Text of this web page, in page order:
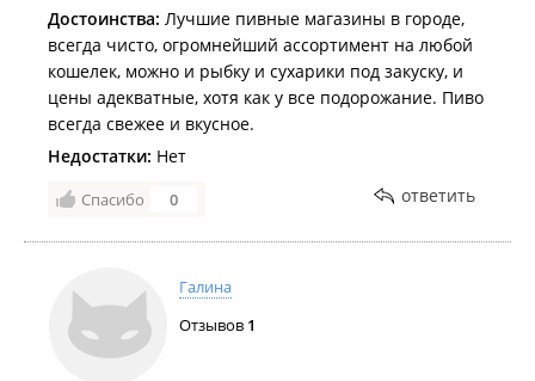
Достоинства: Лучшие пивные магазины в городе,
всегда чисто, огромнейший ассортимент на любой
кошелек, можно и рыбку и сухарики под закуску, и
цены адекватные, хотя как у все подорожание. Пиво
всегда свежее и вкусное.
Недостатки: Нет
Спасибо 0 ответить
Галина
Отзывов 1